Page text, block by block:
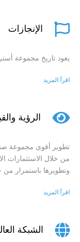
الإنجازات
يعود تاريخ مجموعة أسترا
اقرأ المزيد
الرؤية
تطوير أقوى مجموعة
من خلال الاستثمارات
وتطويرها باستمرار من
اقرأ المزيد
الشبكة